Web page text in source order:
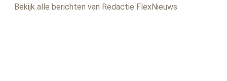
Bekijk alle berichten van Redactie FlexNieuws